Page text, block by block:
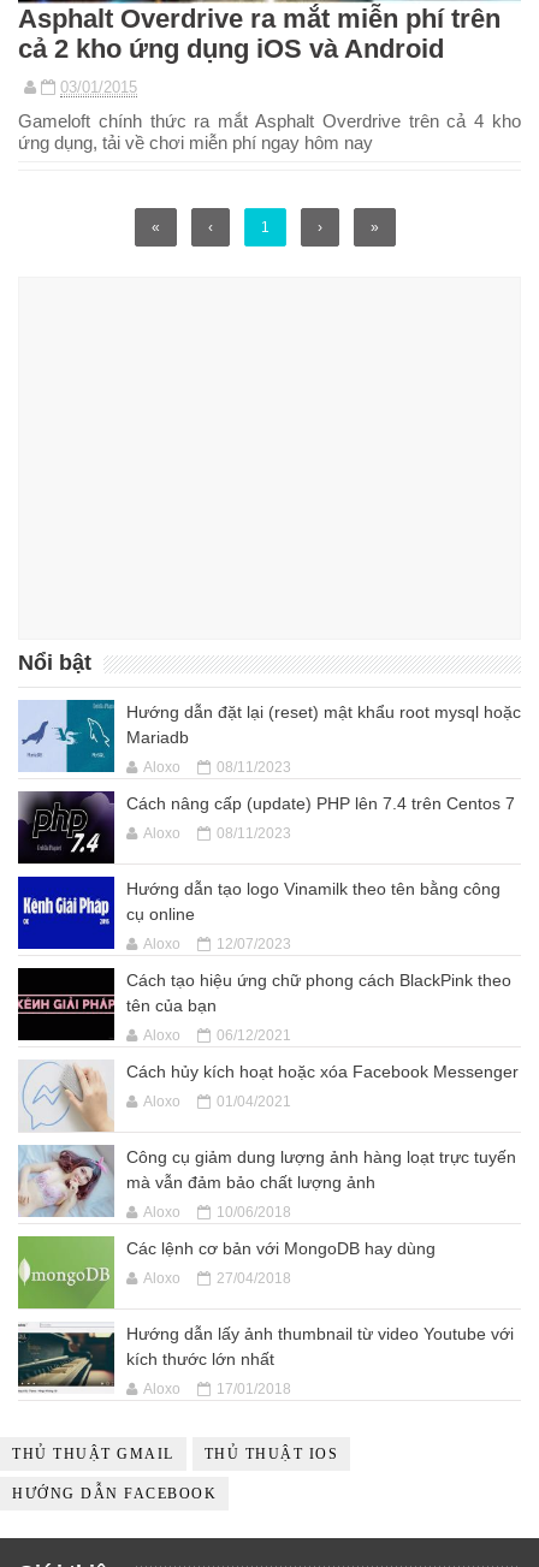
Asphalt Overdrive ra mắt miễn phí trên
cả 2 kho ứng dụng iOS và Android
03/01/2015
Gameloft chính thức ra mắt Asphalt Overdrive trên cả 4 kho
ứng dụng, tải về chơi miễn phí ngay hôm nay
« ‹ 1 › »
Nổi bật
Hướng dẫn đặt lại (reset) mật khẩu root mysql hoặc
Mariadb
Aloxo 08/11/2023
Cách nâng cấp (update) PHP lên 7.4 trên Centos 7
Aloxo 08/11/2023
Hướng dẫn tạo logo Vinamilk theo tên bằng công
cụ online
Aloxo 12/07/2023
Cách tạo hiệu ứng chữ phong cách BlackPink theo
tên của bạn
Aloxo 06/12/2021
Cách hủy kích hoạt hoặc xóa Facebook Messenger
Aloxo 01/04/2021
Công cụ giảm dung lượng ảnh hàng loạt trực tuyến
mà vẫn đảm bảo chất lượng ảnh
Aloxo 10/06/2018
Các lệnh cơ bản với MongoDB hay dùng
Aloxo 27/04/2018
Hướng dẫn lấy ảnh thumbnail từ video Youtube với
kích thước lớn nhất
Aloxo 17/01/2018
THỦ THUẬT GMAIL THỦ THUẬT IOS
HƯỚNG DẪN FACEBOOK